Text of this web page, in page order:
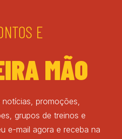
E
MÃO
promoções,
grupos de treinos e
e-mail agora e receba na